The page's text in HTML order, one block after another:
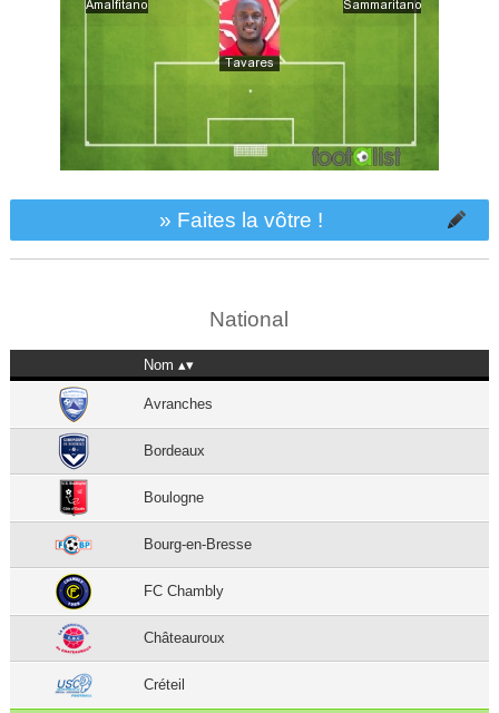
» Faites la vôtre !
National
Nom
Avranches
Bordeaux
Boulogne
Bourg-en-Bresse
FC Chambly
Châteauroux
Créteil